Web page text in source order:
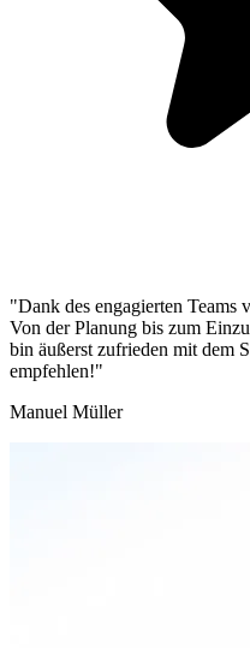
"Dank des engagierten
Von der Planung bis zum
bin äußerst zufrieden mit dem
empfehlen!"
Manuel Müller